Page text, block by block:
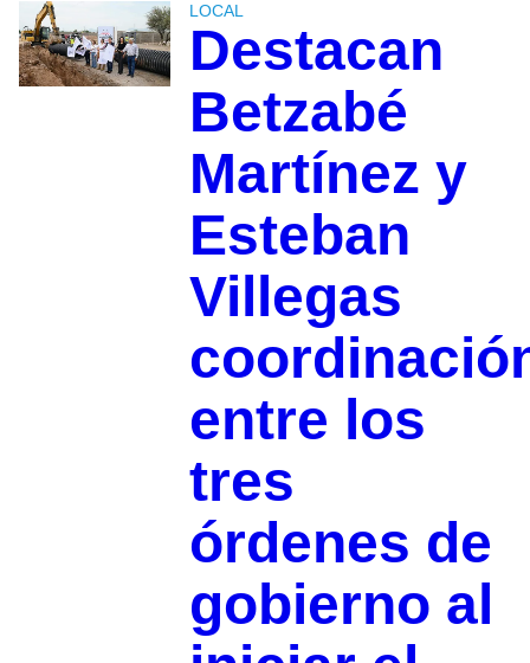
LOCAL
Destacan
Betzabé
Martínez y
Esteban
Villegas
entre los
tres
órdenes de
gobierno al